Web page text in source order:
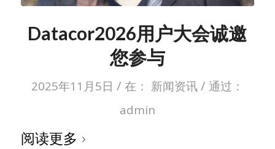
Datacor2026用户大会诚邀
您参与
2025年11月5日 / 在： 新闻资讯 / 通过：
admin
阅读更多